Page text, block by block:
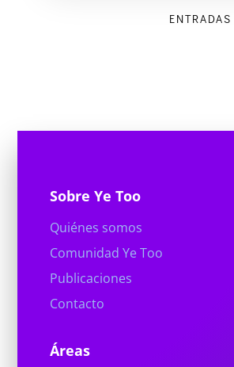
Sobre Ye Too
Quiénes somos
Comunidad Ye Too
Publicaciones
Contacto
Áreas